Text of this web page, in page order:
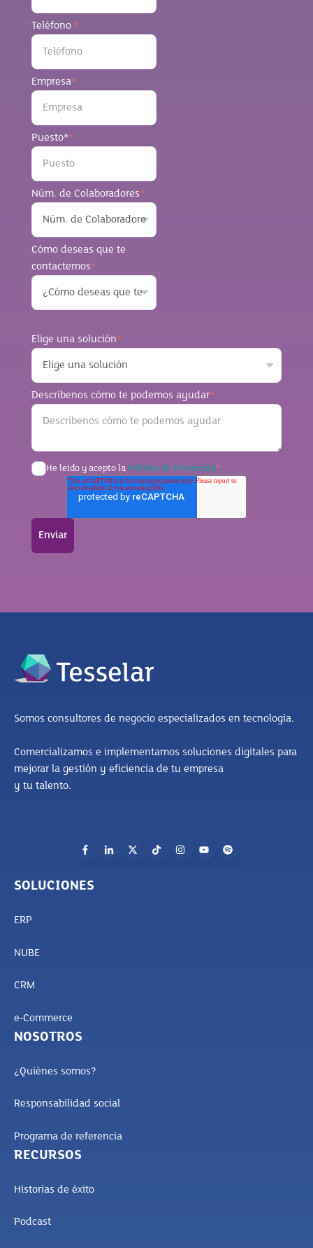
Teléfono *
Empresa*
Puesto**
Núm. de Colaboradores*
Cómo deseas que te
contactemos*
Elige una solución*
Descríbenos cómo te podemos ayudar*
He leído y acepto la Política de Privacidad*
Somos consultores de negocio especializados en tecnología.
Comercializamos e implementamos soluciones digitales para
mejorar la gestión y eficiencia de tu empresa
y tu talento.
SOLUCIONES
ERP
NUBE
CRM
e-Commerce
NOSOTROS
¿Quiénes somos?
Responsabilidad social
Programa de referencia
RECURSOS
Historias de éxito
Podcast